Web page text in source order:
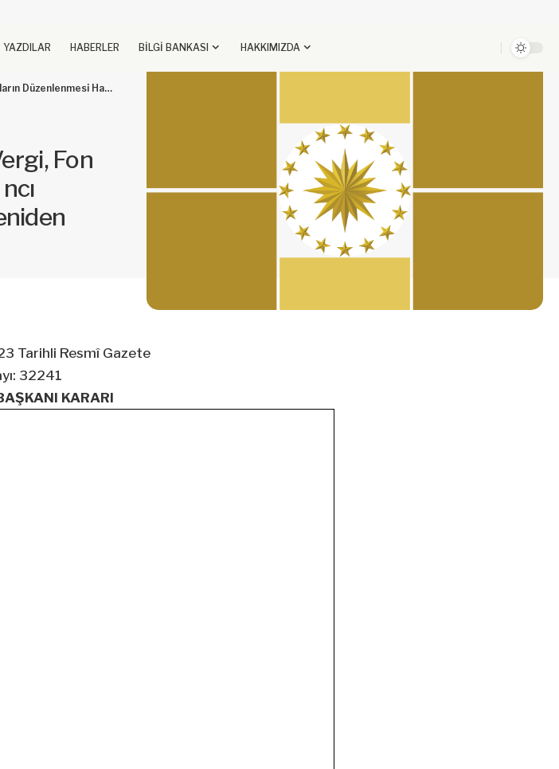
YAZDILAR HABERLER BİLGİ BANKASI HAKKIMIZDA
Belirlenmesine İlişkin Karar (Karar Sayısı: 7347)
Fon
Tarihli Resmî Gazete
32241
KARARI